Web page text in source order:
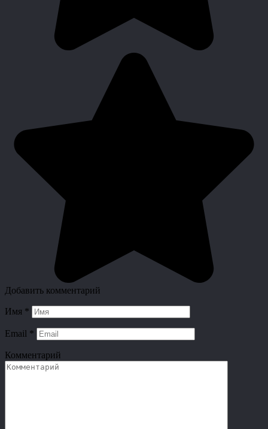
Добавить комментарий
Имя *
Email *
Комментарий